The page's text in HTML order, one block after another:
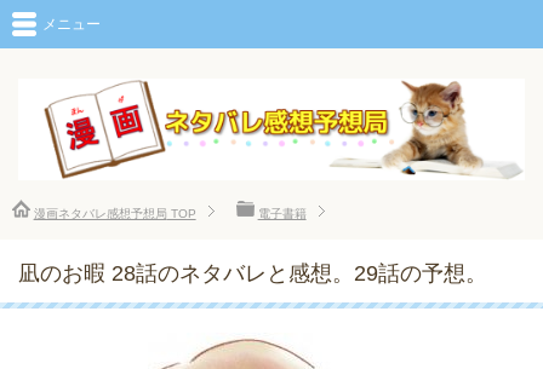
メニュー
漫画ネタバレ感想予想局 TOP 電子書籍
凪のお暇 28話のネタバレと感想。29話の予想。